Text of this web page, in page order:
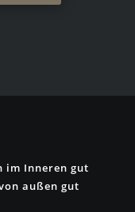
im Inneren gut
außen gut